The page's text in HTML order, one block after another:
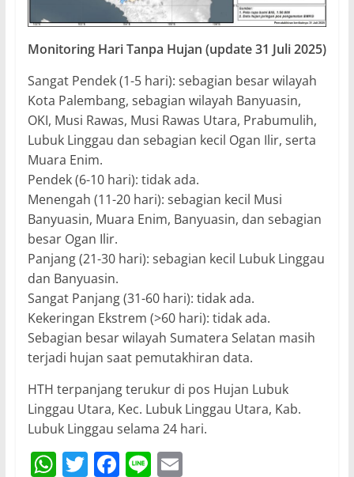
Monitoring Hari Tanpa Hujan (update 31 Juli 2025)
Sangat Pendek (1-5 hari): sebagian besar wilayah
Kota Palembang, sebagian wilayah Banyuasin,
OKI, Musi Rawas, Musi Rawas Utara, Prabumulih,
Lubuk Linggau dan sebagian kecil Ogan Ilir, serta
Muara Enim.
Pendek (6-10 hari): tidak ada.
Menengah (11-20 hari): sebagian kecil Musi
Banyuasin, Muara Enim, Banyuasin, dan sebagian
besar Ogan Ilir.
Panjang (21-30 hari): sebagian kecil Lubuk Linggau
dan Banyuasin.
Sangat Panjang (31-60 hari): tidak ada.
Kekeringan Ekstrem (>60 hari): tidak ada.
Sebagian besar wilayah Sumatera Selatan masih
terjadi hujan saat pemutakhiran data.
HTH terpanjang terukur di pos Hujan Lubuk
Linggau Utara, Kec. Lubuk Linggau Utara, Kab.
Lubuk Linggau selama 24 hari.
W T F Li E